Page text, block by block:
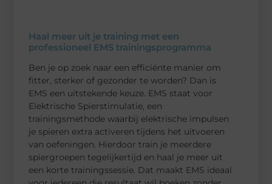
Haal meer uit je training met een
professioneel EMS trainingsprogramma
Ben je op zoek naar een efficiënte manier om
fitter, sterker of gezonder te worden? Dan is
EMS een uitstekende keuze. EMS staat voor
Elektrische Spierstimulatie, een
trainingsmethode waarbij elektrische impulsen
je spieren extra activeren tijdens het uitvoeren
van oefeningen. Hierdoor train je meerdere
spiergroepen tegelijkertijd en haal je meer uit
een korte trainingssessie. Dat maakt EMS ideaal